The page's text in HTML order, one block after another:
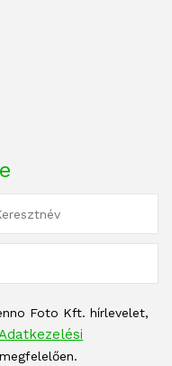
Foto Kft. hírlevelet,